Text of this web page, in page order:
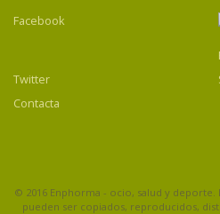
Facebook
Twitter
Contacta
© 2016 Enphorma - ocio, salud y
pueden ser copiados, reproducidos,